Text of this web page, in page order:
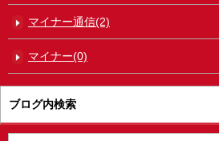
マイナー通信(2)
マイナー(0)
ブログ内検索